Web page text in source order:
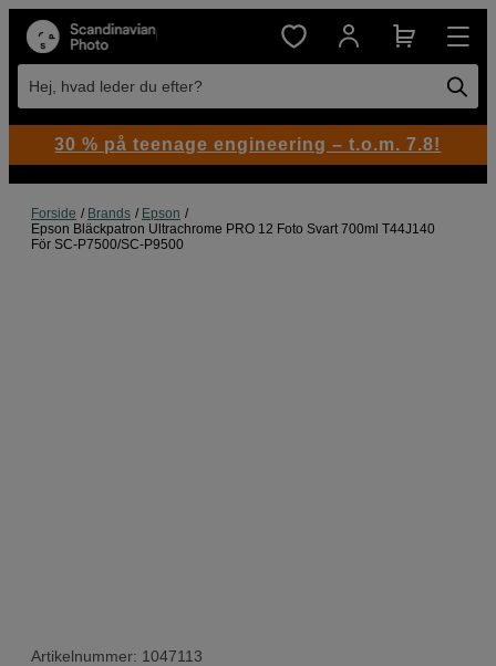
Hej, hvad leder du efter?
Forside Brands
Epson
Epson Bläckpatron Ultrachrome PRO 12 Foto Svart 700ml T44J140
För SC-P7500/SC-P9500
Artikelnummer: 1047113
30 % på teenage engineering – t.o.m. 7.8!